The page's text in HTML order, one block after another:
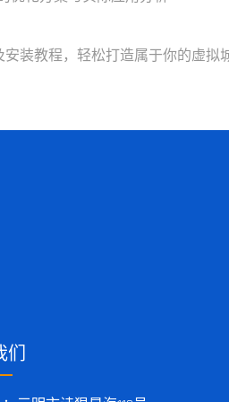
装教程，轻松打造属于你的虚拟
们